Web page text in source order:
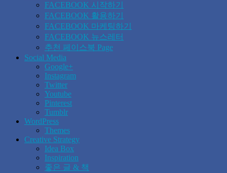
FACEBOOK 시작하기
FACEBOOK 활용하기
FACEBOOK 마케팅하기
FACEBOOK 뉴스레터
추천 페이스북 Page
Social Media
Google+
Instagram
Twitter
Youtube
Pinterest
Tumblr
WordPress
Themes
Creative Strategy
Idea Box
Inspiration
좋은 글 & 책